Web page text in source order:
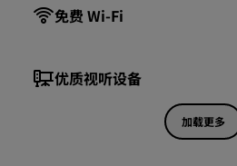
免费 Wi-Fi
优质视听设备
加载更多